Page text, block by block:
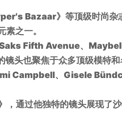
Bazaar》等顶级时尚杂
之一。
Fifth Avenue、
头也聚焦于众多顶级模特和
Campbell、Gisele
通过他独特的镜头展现了